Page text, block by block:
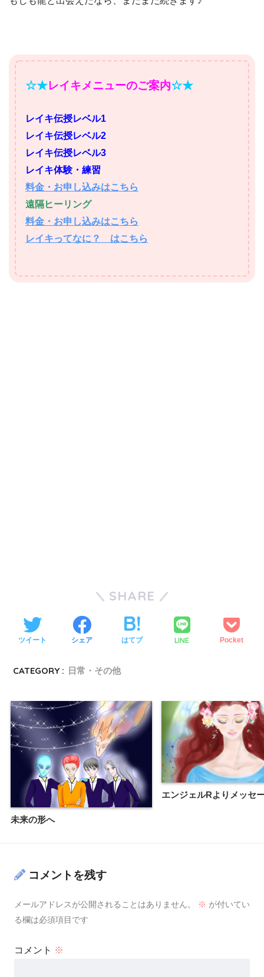
☆★レイキメニューのご案内☆★
レイキ伝授レベル1
レイキ伝授レベル2
レイキ伝授レベル3
レイキ体験・練習
料金・お申し込みはこちら
遠隔ヒーリング
料金・お申し込みはこちら
レイキってなに？ はこちら
SHARE
ツイート シェア はてブ LINE Pocket
CATEGORY : 日常・その他
未来の形へ
エンジェルRよりメッセ
コメントを残す
メールアドレスが公開されることはありません。 ※ が付いてい
る欄は必須項目です
コメント ※